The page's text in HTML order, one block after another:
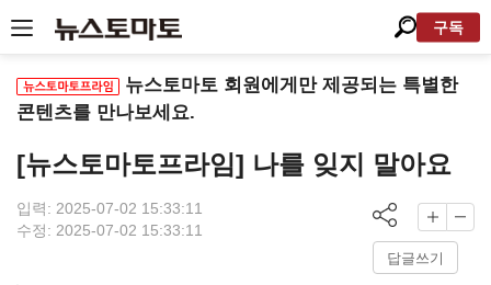
구독
뉴스토마토 회원에게만 제공되는 특별한
콘텐츠를 만나보세요.
[뉴스토마토프라임] 나를 잊지 말아요
입력: 2025-07-02 15:33:11
수정: 2025-07-02 15:33:11
답글쓰기